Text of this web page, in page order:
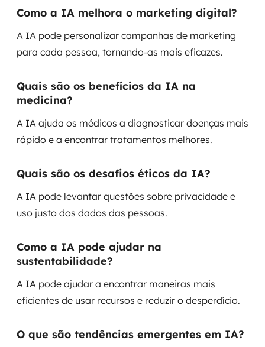
Como a IA melhora o marketing digital?
A IA pode personalizar campanhas de marketing
para cada pessoa, tornando-as mais eficazes.
Quais são os benefícios da IA na
medicina?
A IA ajuda os médicos a diagnosticar doenças mais
rápido e a encontrar tratamentos melhores.
Quais são os desafios éticos da IA?
A IA pode levantar questões sobre privacidade e
uso justo dos dados das pessoas.
Como a IA pode ajudar na
sustentabilidade?
A IA pode ajudar a encontrar maneiras mais
eficientes de usar recursos e reduzir o desperdício.
O que são tendências emergentes em IA?